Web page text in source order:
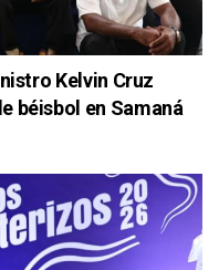
Kelvin Cruz
béisbol en Samaná